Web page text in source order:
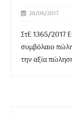
28/06/2017
ΣτΕ 1365/2017
συμβόλαιο
την αξία